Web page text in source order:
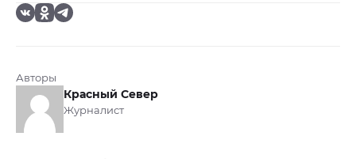
Авторы
Красный Север
Журналист